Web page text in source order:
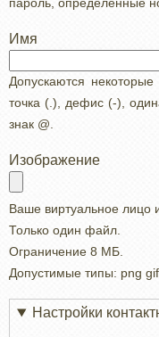
пароль, определенные
Имя
Допускаются
точка (.), дефис (-),
знак @.
Изображение
Ваше виртуальное лицо
Только один файл.
Ограничение 8 МБ.
Допустимые типы: png
Настройки